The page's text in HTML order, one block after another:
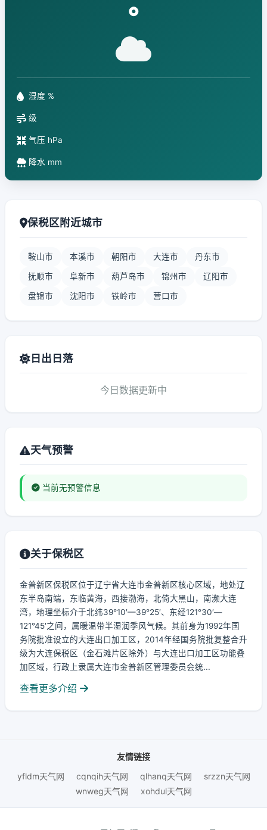
°
湿度 %
级
气压 hPa
降水 mm
保税区附近城市
鞍山市 本溪市 朝阳市 大连市 丹东市
抚顺市 阜新市 葫芦岛市 锦州市 辽阳市
盘锦市 沈阳市 铁岭市 营口市
日出日落
今日数据更新中
天气预警
当前无预警信息
关于保税区
金普新区保税区位于辽宁省大连市金普新区核心区域，地处辽
东半岛南端，东临黄海，西接渤海，北倚大黑山，南濒大连
湾，地理坐标介于北纬39°10′—39°25′、东经121°30′—
121°45′之间，属暖温带半湿润季风气候。其前身为1992年国
务院批准设立的大连出口加工区，2014年经国务院批复整合升
级为大连保税区（金石滩片区除外）与大连出口加工区功能叠
加区域，行政上隶属大连市金普新区管理委员会统...
查看更多介绍
友情链接
yfldm天气网
cqnqih天气网 qlhanq天气网
srzzn天气网
wnweg天气网
xohdul天气网